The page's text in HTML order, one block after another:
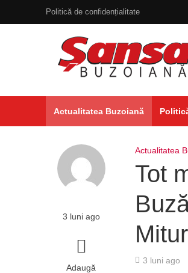
Politică de confidențialitate
Actualitatea Buzoiană
3 luni ago
Adaugă
Actualitatea
Tot
3 luni ago